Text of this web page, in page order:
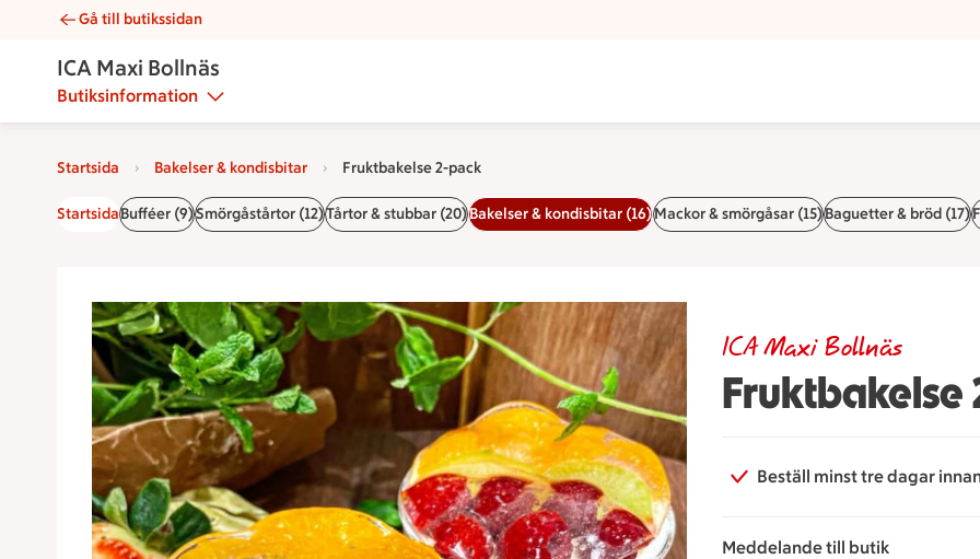
Fruktbakelse 2-pack | Catering ICA Maxi Bollnäs
Gå till butikssidan
ICA Maxi Bollnäs
Butiksinformation
Startsida Bakelser & kondisbitar Fruktbakelse 2-pack
StartsidaBufféer (9)Smörgåstårtor (12)Tårtor & stubbar (20)Bakelser & kondisbitar (16)Mackor & smörgåsar (15)Baguetter & bröd (17)
Fruktbakelse
ICA Maxi Bollnäs
Beställ minst tre dagar
Meddelande till butik